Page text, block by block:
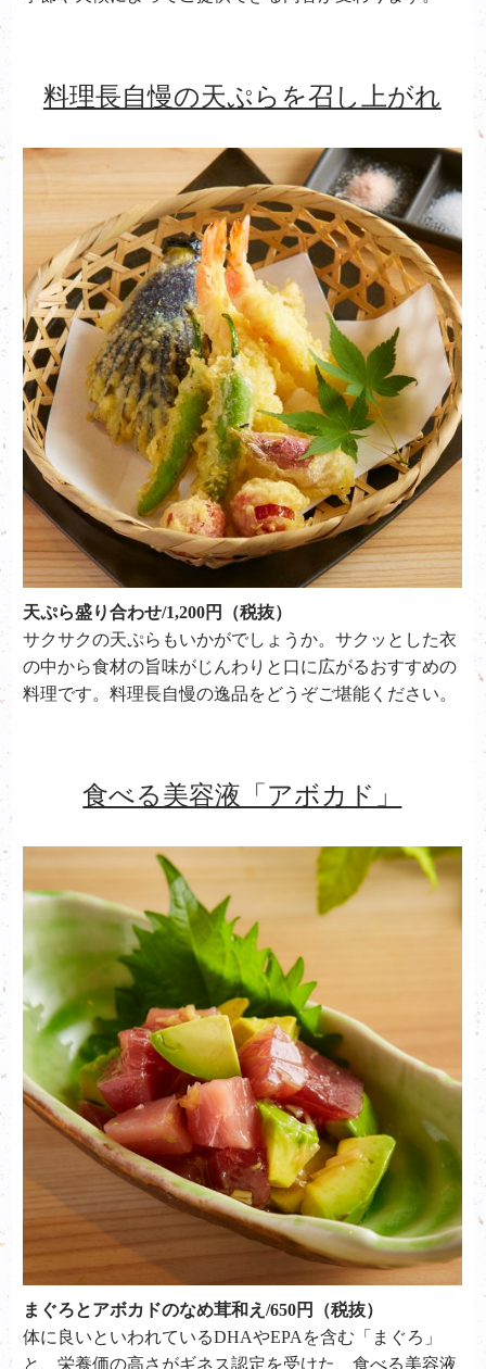
料理長自慢の天ぷらを召し上がれ
天ぷら盛り合わせ/1,200円（税抜）
サクサクの天ぷらもいかがでしょうか。サクッとした衣
の中から食材の旨味がじんわりと口に広がるおすすめの
料理です。料理長自慢の逸品をどうぞご堪能ください。
食べる美容液「アボカド」
まぐろとアボカドのなめ茸和え/650円（税抜）
体に良いといわれているDHAやEPAを含む「まぐろ」
と、栄養価の高さがギネス認定を受けた、食べる美容液